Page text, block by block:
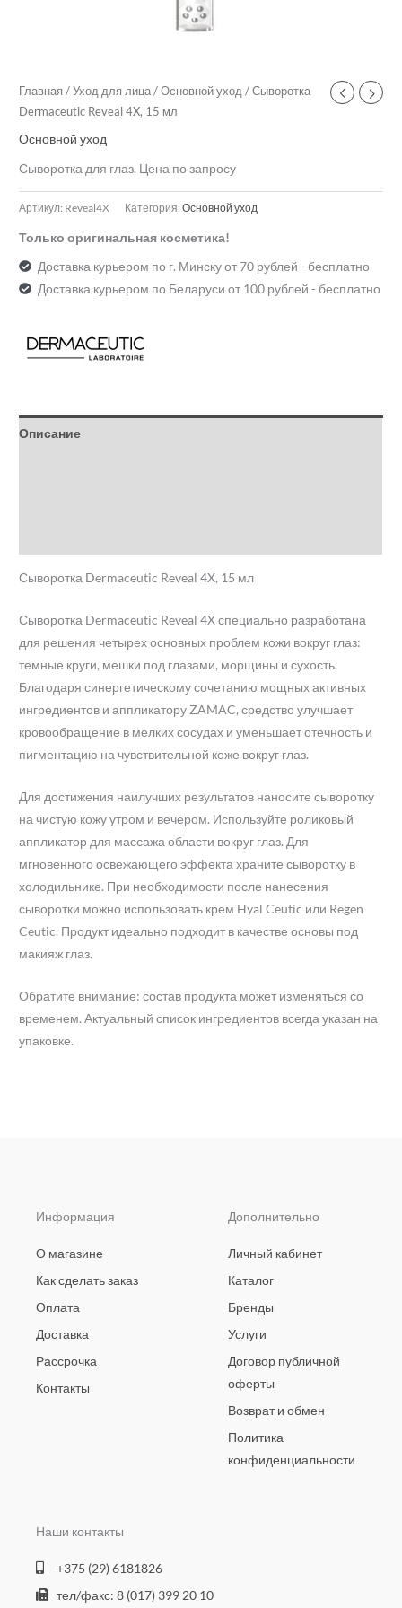
Главная /Уход для лица /Основной уход / Сыворотка
Dermaceutic Reveal 4X, 15 мл
Основной уход
Сыворотка для глаз. Цена по запросу
Артикул: Reveal4X Категория:Основной уход
Только оригинальная косметика!
Доставка курьером по г. Минску от 70 рублей - бесплатно
Доставка курьером по Беларуси от 100 рублей - бесплатно
Описание
Сыворотка Dermaceutic Reveal 4X, 15 мл
Сыворотка Dermaceutic Reveal 4X специально разработана
для решения четырех основных проблем кожи вокруг глаз:
темные круги, мешки под глазами, морщины и сухость.
Благодаря синергетическому сочетанию мощных активных
ингредиентов и аппликатору ZAMAC, средство улучшает
кровообращение в мелких сосудах и уменьшает отечность и
пигментацию на чувствительной коже вокруг глаз.
Для достижения наилучших результатов наносите сыворотку
на чистую кожу утром и вечером. Используйте роликовый
аппликатор для массажа области вокруг глаз. Для
мгновенного освежающего эффекта храните сыворотку в
холодильнике. При необходимости после нанесения
сыворотки можно использовать крем Hyal Ceutic или Regen
Ceutic. Продукт идеально подходит в качестве основы под
макияж глаз.
Обратите внимание: состав продукта может изменяться со
временем. Актуальный список ингредиентов всегда указан на
упаковке.
Информация
О магазине
Как сделать заказ
Оплата
Доставка
Рассрочка
Контакты
Дополнительно
Личный кабинет
Каталог
Бренды
Услуги
Договор публичной
оферты
Возврат и обмен
Политика
конфиденциальности
Наши контакты
+375 (29) 6181826
тел/факс: 8 (017) 399 20 10